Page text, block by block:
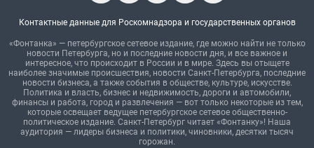
Контактные данные для Роскомнадзора и государственных органов
«Фонтанка» — петербургское сетевое издание, где можно найти не только
новости Петербурга, но и последние новости дня, и все важное и
интересное, что происходит в России и в мире. Здесь вы отыщете
наиболее значимые происшествия, новости Санкт-Петербурга, последние
новости бизнеса, а также события в обществе, культуре, искусстве.
Политика и власть, бизнес и недвижимость, дороги и автомобили,
финансы и работа, город и развлечения — вот только некоторые из тем,
которые освещает ведущее петербургское сетевое общественно-
политическое издание. Санкт-Петербург читает «Фонтанку»! Наша
аудитория — лидеры бизнеса и политики, чиновники, десятки тысяч
горожан.